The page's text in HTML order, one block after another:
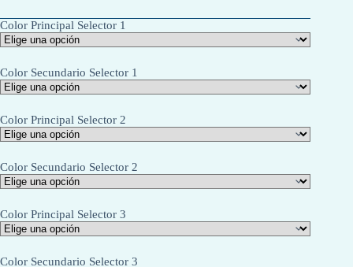
Color Principal Selector 1
Color Secundario Selector 1
Color Principal Selector 2
Color Secundario Selector 2
Color Principal Selector 3
Color Secundario Selector 3